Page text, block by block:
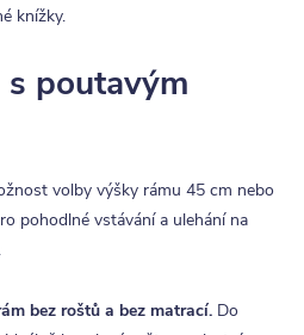
knížky.
poutavým
volby výšky rámu 45 cm nebo
pohodlné vstávání a ulehání na
bez roštů a bez matrací. Do